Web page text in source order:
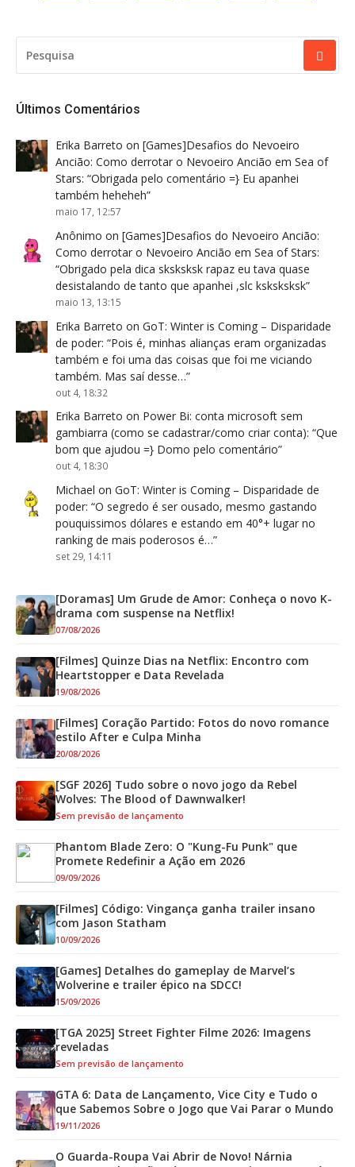
POR:
Últimos Comentários
Erika Barreto on [Games]Desafios do Nevoeiro
Ancião: Como derrotar o Nevoeiro Ancião em Sea of
Stars: “Obrigada pelo comentário =} Eu apanhei
também heheheh”
maio 17, 12:57
Anônimo on [Games]Desafios do Nevoeiro Ancião:
Como derrotar o Nevoeiro Ancião em Sea of Stars:
“Obrigado pela dica sksksksk rapaz eu tava quase
desistalando de tanto que apanhei ,slc ksksksksk”
maio 13, 13:15
Erika Barreto on GoT: Winter is Coming – Disparidade
de poder: “Pois é, minhas alianças eram organizadas
também e foi uma das coisas que foi me viciando
também. Mas saí desse…”
out 4, 18:32
Erika Barreto on Power Bi: conta microsoft sem
gambiarra (como se cadastrar/como criar conta): “Que
bom que ajudou =} Domo pelo comentário”
out 4, 18:30
Michael on GoT: Winter is Coming – Disparidade de
poder: “O segredo é ser ousado, mesmo gastando
pouquissimos dólares e estando em 40°+ lugar no
ranking de mais poderosos é…”
set 29, 14:11
[Doramas] Um Grude de Amor: Conheça o novo K-
drama com suspense na Netflix!
07/08/2026
[Filmes] Quinze Dias na Netflix: Encontro com
Heartstopper e Data Revelada
19/08/2026
[Filmes] Coração Partido: Fotos do novo romance
estilo After e Culpa Minha
20/08/2026
[SGF 2026] Tudo sobre o novo jogo da Rebel
Wolves: The Blood of Dawnwalker!
Sem previsão de lançamento
Phantom Blade Zero: O "Kung-Fu Punk" que
Promete Redefinir a Ação em 2026
09/09/2026
[Filmes] Código: Vingança ganha trailer insano
com Jason Statham
10/09/2026
[Games] Detalhes do gameplay de Marvel’s
Wolverine e trailer épico na SDCC!
15/09/2026
[TGA 2025] Street Fighter Filme 2026: Imagens
reveladas
Sem previsão de lançamento
GTA 6: Data de Lançamento, Vice City e Tudo o
que Sabemos Sobre o Jogo que Vai Parar o Mundo
19/11/2026
O Guarda-Roupa Vai Abrir de Novo! Nárnia